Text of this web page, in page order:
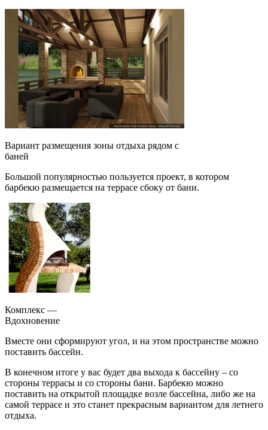
Вариант размещения зоны отдыха рядом с
баней
Большой популярностью пользуется проект, в котором
барбекю размещается на террасе сбоку от бани.
Комплекс —
Вдохновение
Вместе они сформируют угол, и на этом пространстве можно
поставить бассейн.
В конечном итоге у вас будет два выхода к бассейну – со
стороны террасы и со стороны бани. Барбекю можно
поставить на открытой площадке возле бассейна, либо же на
самой террасе и это станет прекрасным вариантом для летнего
отдыха.